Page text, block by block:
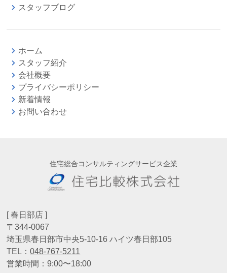
スタッフブログ
ホーム
スタッフ紹介
会社概要
プライバシーポリシー
新着情報
お問い合わせ
住宅総合コンサルティングサービス企業
[ 春日部店 ]
〒344-0067
埼玉県春日部市中央5-10-16 ハイツ春日部105
TEL：048-767-5211
営業時間：9:00〜18:00